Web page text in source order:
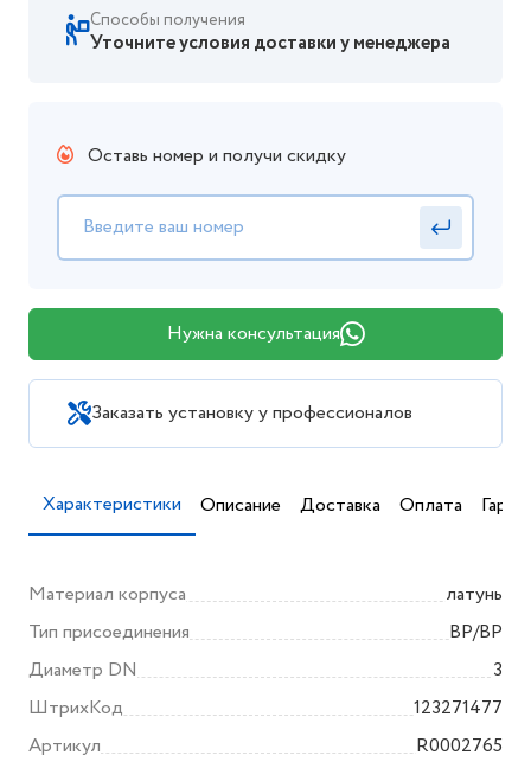
Способы получения
Уточните условия доставки у менеджера
Оставь номер и получи скидку
Нужна консультация
Заказать установку у профессионалов
Характеристики Описание Доставка Оплата
Материал корпуса
латунь
Тип присоединения
ВР/ВР
Диаметр DN
3
ШтрихКод
123271477
Артикул
R0002765